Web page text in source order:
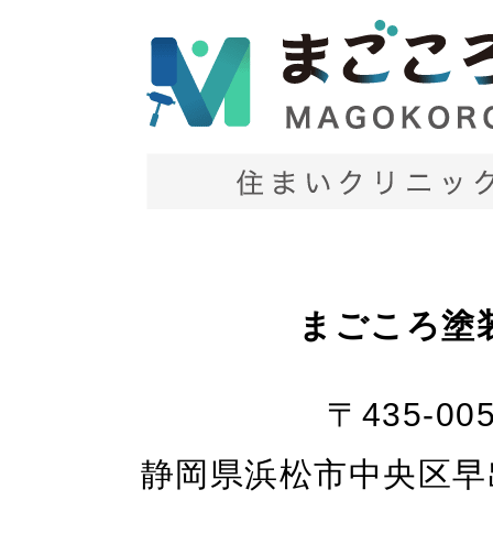
まごころ塗
〒435-
静岡県浜松市中央区